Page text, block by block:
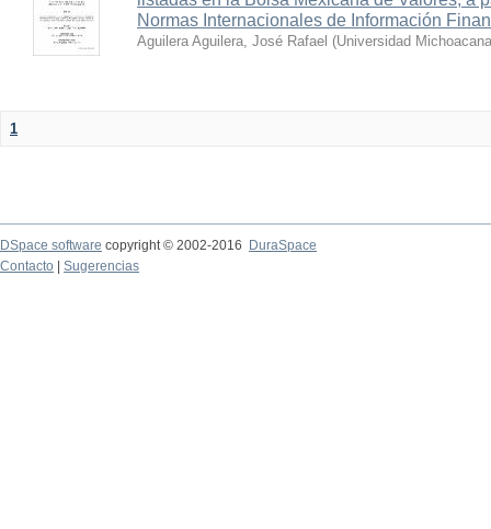
Normas Internacionales de Información
Aguilera Aguilera, José Rafael (Universidad
1
DSpace software copyright © 2002-2016
DuraSpace
Contacto
Sugerencias